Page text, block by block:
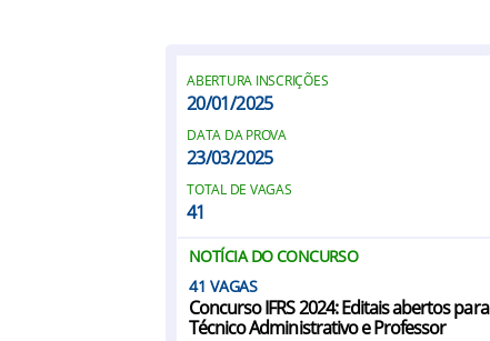
ABERTURA INSCRIÇÕES
20/01/2025
DATA DA PROVA
23/03/2025
TOTAL DE VAGAS
41
NOTÍCIA DO CONCURSO
41
Concurso IFRS 2024: Editais abertos para
Técnico Administrativo e Professor